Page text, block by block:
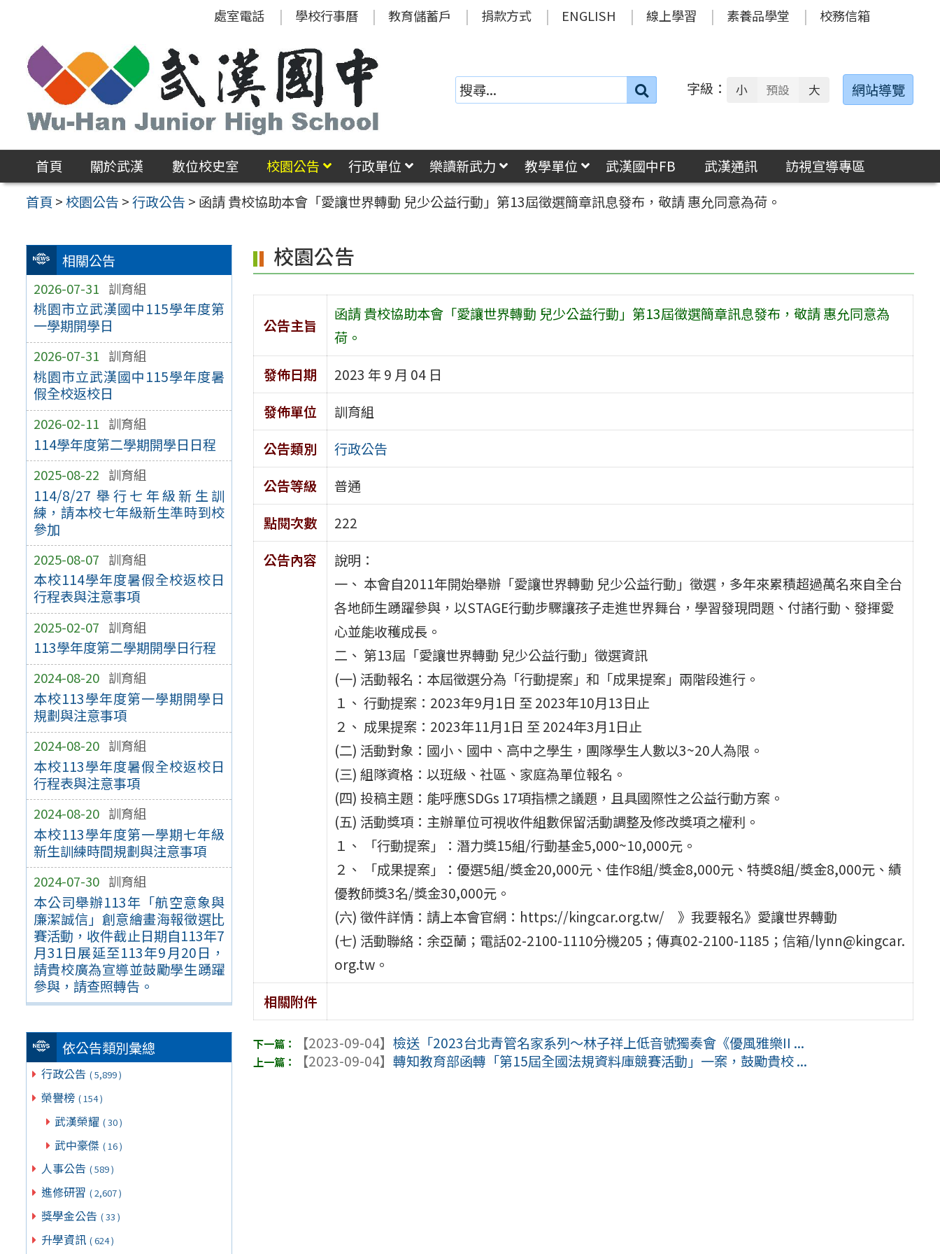
區
處室電話 學校行事曆 教育儲蓄戶 捐款方式 ENGLISH 線上學習 素養品學堂 校務信箱
搜
字級： 小 預設 大 網站導覽
首頁 關於武漢 數位校史室 校園公告 行政單位 樂讀新武力 教學單位 武漢國中FB 武漢通訊
訪視宣導專區
首頁 >校園公告 >行政公告 > 函請 貴校協助本會「愛讓世界轉動 兒少公益行動」第13屆徵選簡章訊息發布，敬請 惠允同意為荷。
相關公告
2026-07-31 訓育組
桃園市立武漢國中115學年度第
一學期開學日
2026-07-31 訓育組
桃園市立武漢國中115學年度暑
假全校返校日
2026-02-11 訓育組
114學年度第二學期開學日日程
2025-08-22 訓育組
114/8/27 舉行七年級新生訓
練，請本校七年級新生準時到校
參加
2025-08-07 訓育組
本校114學年度暑假全校返校日
行程表與注意事項
2025-02-07 訓育組
113學年度第二學期開學日行程
2024-08-20 訓育組
本校113學年度第一學期開學日
規劃與注意事項
2024-08-20 訓育組
本校113學年度暑假全校返校日
行程表與注意事項
2024-08-20 訓育組
本校113學年度第一學期七年級
新生訓練時間規劃與注意事項
2024-07-30 訓育組
本公司舉辦113年「航空意象與
廉潔誠信」創意繪畫海報徵選比
賽活動，收件截止日期自113年7
月31日展延至113年9月20日，
請貴校廣為宣導並鼓勵學生踴躍
參與，請查照轉告。
依公告類別彙總
行政公告 ( 5,899 )
榮譽榜 ( 154 )
武漢榮耀 ( 30 )
武中豪傑 ( 16 )
人事公告 ( 589 )
進修研習 ( 2,607 )
獎學金公告 ( 33 )
升學資訊 ( 624 )
校園公告
公告主旨
函請 貴校協助本會「愛讓世界轉動 兒少公益行動」第13屆徵選簡章訊息發布，敬請 惠允同意為
荷。
發佈日期
2023 年 9 月 04 日
發佈單位
訓育組
公告類別
行政公告
公告等級
普通
點閱次數
222
公告內容
說明：
一、 本會自2011年開始舉辦「愛讓世界轉動 兒少公益行動」徵選，多年來累積超過萬名來自全台
各地師生踴躍參與，以STAGE行動步驟讓孩子走進世界舞台，學習發現問題、付諸行動、發揮愛
心並能收穫成長。
二、 第13屆「愛讓世界轉動 兒少公益行動」徵選資訊
(一) 活動報名：本屆徵選分為「行動提案」和「成果提案」兩階段進行。
１、 行動提案：2023年9月1日 至 2023年10月13日止
２、 成果提案：2023年11月1日 至 2024年3月1日止
(二) 活動對象：國小、國中、高中之學生，團隊學生人數以3~20人為限。
(三) 組隊資格：以班級、社區、家庭為單位報名。
(四) 投稿主題：能呼應SDGs 17項指標之議題，且具國際性之公益行動方案。
(五) 活動獎項：主辦單位可視收件組數保留活動調整及修改獎項之權利。
１、 「行動提案」：潛力獎15組/行動基金5,000~10,000元。
２、 「成果提案」：優選5組/獎金20,000元、佳作8組/獎金8,000元、特獎8組/獎金8,000元、績
優教師獎3名/獎金30,000元。
(六) 徵件詳情：請上本會官網：https://kingcar.org.tw/ 》我要報名》愛讓世界轉動
(七) 活動聯絡：余亞蘭；電話02-2100-1110分機205；傳真02-2100-1185；信箱/lynn@kingcar.
org.tw。
相關附件
【2023-09-04】檢送「2023台北青管名家系列～林子祥上低音號獨奏會《優風雅樂II ...
【2023-09-04】轉知教育部函轉「第15屆全國法規資料庫競賽活動」一案，鼓勵貴校 ...